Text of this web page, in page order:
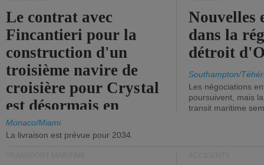
Le contrat avec
Fincantieri pour la
construction d'un
troisième navire de
croisière pour Crystal
est désormais en
vigueur.
Monaco/Miami
La livraison est prévue pour 2034.
Nouvelles
dans la
détroit
Southampton/
Les négociations
poursuivent, mais
transit maritime